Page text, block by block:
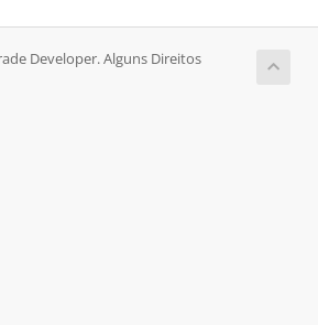
Developer. Alguns Direitos